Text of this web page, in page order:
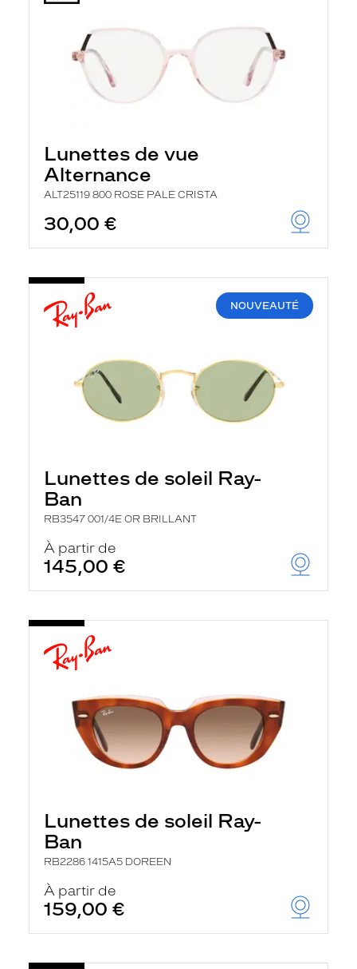
Lunettes de vue
Alternance
ALT25119 800 ROSE PALE CRISTA
30,00 €
NOUVEAUTÉ
Lunettes de soleil Ray-
Ban
RB3547 001/4E OR BRILLANT
À partir de
145,00 €
Lunettes de soleil Ray-
Ban
RB2286 1415A5 DOREEN
À partir de
159,00 €